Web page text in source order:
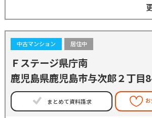
中古マンション 居住中
Ｆステージ県庁南
鹿児島県鹿児島市与次郎２丁目
まとめて資料請求